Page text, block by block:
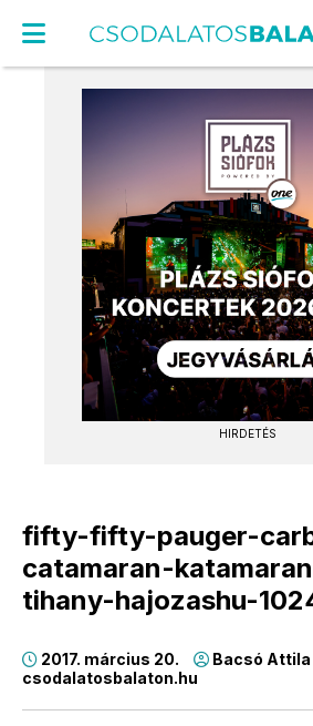
HIRDETÉS
fifty-fifty-pauger-
catamaran-
tihany-hajozashu-
2017. március 20.
Bacsó Attila
csodalatosbalaton.hu